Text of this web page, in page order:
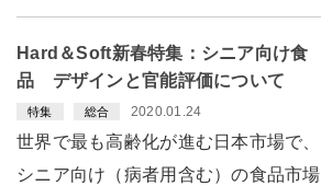
Hard＆Soft新春特集：シニア向け食
品 デザインと官能評価について
特集 総合 2020.01.24
世界で最も高齢化が進む日本市場で、
シニア向け（病者用含む）の食品市場